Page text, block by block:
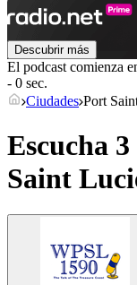
Descubrir más
El podcast comienza
- 0 sec.
Ciudades Port
Escucha
Saint